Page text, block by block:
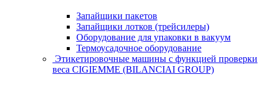
Запайщики пакетов
Запайщики лотков (трейсилеры)
Оборудование для упаковки в вакуум
Термоусадочное оборудование
Этикетировочные машины с функцией проверки
веса CIGIEMME (BILANCIAI GROUP)